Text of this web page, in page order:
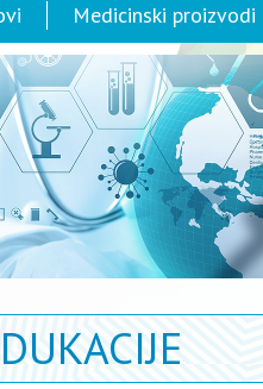
Medicinski proizvodi